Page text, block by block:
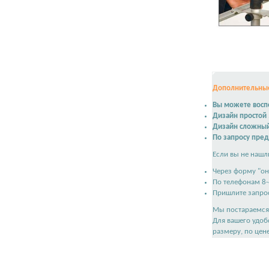
Вы можете
Дизайн простой
Дизайн
По запросу
Если вы не
Через форму
По телефонам
Пришлите
Мы
Для вашего
размеру, по